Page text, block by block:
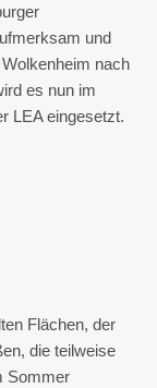
und
nach
es nun im
LEA eingesetzt.
Flächen, der
die teilweise
Sommer